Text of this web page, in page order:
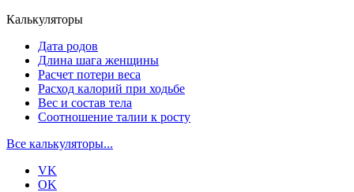
Калькуляторы
Дата родов
Длина шага женщины
Расчет потери веса
Расход калорий при ходьбе
Вес и состав тела
Соотношение талии к росту
Все калькуляторы...
VK
OK